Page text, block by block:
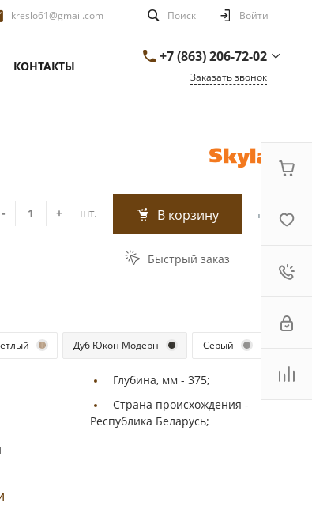
kreslo61@gmail.com Поиск Войти
КОНТАКТЫ
+7 (863) 206-72-02
ПН-ПТ 9:00-18:00 СБ-
Заказать звонок
- + шт. В корзину
Быстрый заказ
Дуб Юкон Модерн Серый
Глубина, мм -375;
Страна происхождения -
Республика Беларусь;